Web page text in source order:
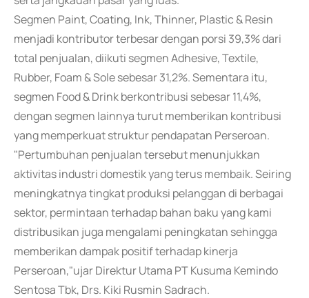
Segmen Paint, Coating, Ink, Thinner, Plastic & Resin
menjadi kontributor terbesar dengan porsi 39,3% dari
total penjualan, diikuti segmen Adhesive, Textile,
Rubber, Foam & Sole sebesar 31,2%. Sementara itu,
segmen Food & Drink berkontribusi sebesar 11,4%,
dengan segmen lainnya turut memberikan kontribusi
yang memperkuat struktur pendapatan Perseroan.
"Pertumbuhan penjualan tersebut menunjukkan
aktivitas industri domestik yang terus membaik. Seiring
meningkatnya tingkat produksi pelanggan di berbagai
sektor, permintaan terhadap bahan baku yang kami
distribusikan juga mengalami peningkatan sehingga
memberikan dampak positif terhadap kinerja
Perseroan,"ujar Direktur Utama PT Kusuma Kemindo
Sentosa Tbk, Drs. Kiki Rusmin Sadrach.